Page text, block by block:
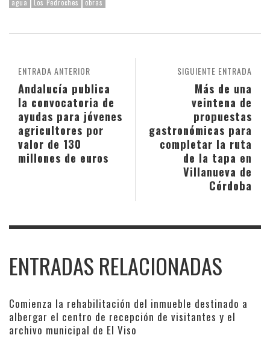
agua Los Pedroches obras
SIGUIENTE ENTRADA
Más de una
veintena de
propuestas
gastronómicas para
completar la ruta
de la tapa en
Villanueva de
Córdoba
ENTRADA ANTERIOR
Andalucía publica
la convocatoria de
ayudas para jóvenes
agricultores por
valor de 130
millones de euros
ENTRADAS RELACIONADAS
Comienza la rehabilitación del inmueble destinado a
albergar el centro de recepción de visitantes y el
archivo municipal de El Viso